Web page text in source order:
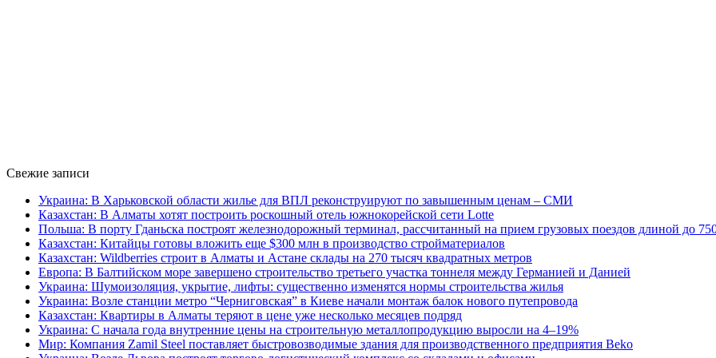
Свежие записи
Украина: В Харьковской области жилье для ВПЛ реконструируют по завышенным ценам – СМИ
Казахстан: В Алматы хотят построить роскошный отель южнокорейской сети Lotte
Польша: В порту Гданьска построят железнодорожный терминал, рассчитанный на прием грузовых поездов длиной до
Казахстан: Китайцы готовы вложить еще $300 млн в производство стройматериалов
Казахстан: Wildberries строит в Алматы и Астане склады на 270 тысяч квадратных метров
Европа: В Балтийском море завершено строительство третьего участка тоннеля между Германией и Данией
Украина: Шумоизоляция, укрытие, лифты: существенно изменятся нормы строительства жилья
Украина: Возле станции метро “Черниговская” в Киеве начали монтаж балок нового путепровода
Казахстан: Квартиры в Алматы теряют в цене уже несколько месяцев подряд
Украина: С начала года внутренние цены на строительную металлопродукцию выросли на 4–19%
Мир: Компания Zamil Steel поставляет быстровозводимые здания для производственного предприятия Beko